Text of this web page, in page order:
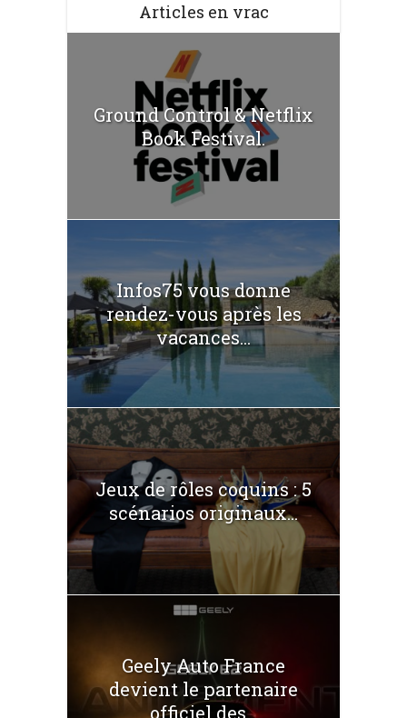
Articles en vrac
Ground Control & Netflix
Book Festival.
Infos75 vous donne
rendez-vous après les
vacances...
Jeux de rôles coquins : 5
scénarios originaux...
Geely Auto France
devient le partenaire
officiel des...